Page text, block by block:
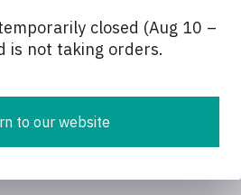
closed (Aug 10 –
is not taking orders.
to our website
8 California